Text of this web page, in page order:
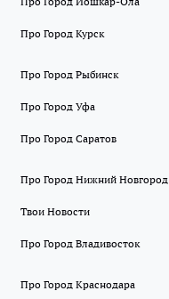
Про Город Курск
Про Город Рыбинск
Про Город Уфа
Про Город Саратов
Про Город Нижний Новгород
Твои Новости
Про Город Владивосток
Про Город Краснодара